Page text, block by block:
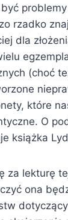
problemy
rzadko
dla
(choć
które
O
książka
za lekturę
ona